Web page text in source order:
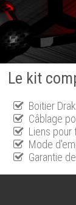
Le kit
Boitier
Câblage
Liens pour
Mode
Garantie